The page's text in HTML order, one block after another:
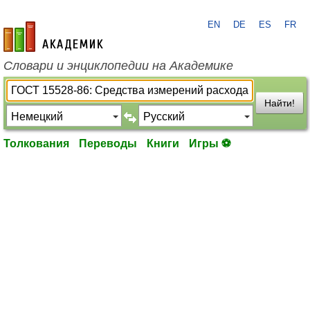
academic.ru
EN DE ES FR
Словари и энциклопедии на Академике
Найти!
Толкования Переводы Книги Игры ⚽